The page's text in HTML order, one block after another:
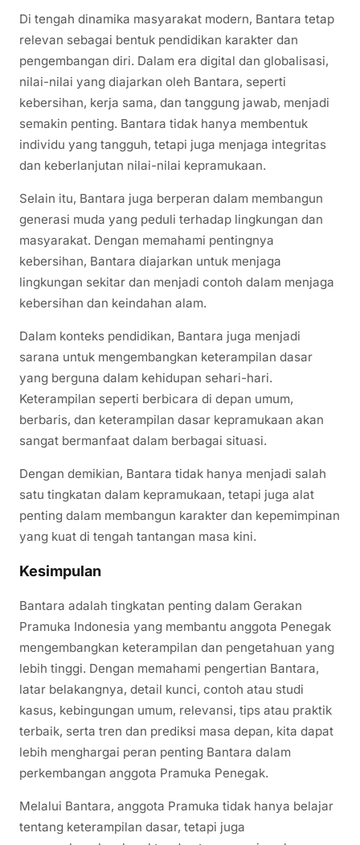
Di tengah dinamika masyarakat modern, Bantara tetap
relevan sebagai bentuk pendidikan karakter dan
pengembangan diri. Dalam era digital dan globalisasi,
nilai-nilai yang diajarkan oleh Bantara, seperti
kebersihan, kerja sama, dan tanggung jawab, menjadi
semakin penting. Bantara tidak hanya membentuk
individu yang tangguh, tetapi juga menjaga integritas
dan keberlanjutan nilai-nilai kepramukaan.
Selain itu, Bantara juga berperan dalam membangun
generasi muda yang peduli terhadap lingkungan dan
masyarakat. Dengan memahami pentingnya
kebersihan, Bantara diajarkan untuk menjaga
lingkungan sekitar dan menjadi contoh dalam menjaga
kebersihan dan keindahan alam.
Dalam konteks pendidikan, Bantara juga menjadi
sarana untuk mengembangkan keterampilan dasar
yang berguna dalam kehidupan sehari-hari.
Keterampilan seperti berbicara di depan umum,
berbaris, dan keterampilan dasar kepramukaan akan
sangat bermanfaat dalam berbagai situasi.
Dengan demikian, Bantara tidak hanya menjadi salah
satu tingkatan dalam kepramukaan, tetapi juga alat
penting dalam membangun karakter dan kepemimpinan
yang kuat di tengah tantangan masa kini.
Kesimpulan
Bantara adalah tingkatan penting dalam Gerakan
Pramuka Indonesia yang membantu anggota Penegak
mengembangkan keterampilan dan pengetahuan yang
lebih tinggi. Dengan memahami pengertian Bantara,
latar belakangnya, detail kunci, contoh atau studi
kasus, kebingungan umum, relevansi, tips atau praktik
terbaik, serta tren dan prediksi masa depan, kita dapat
lebih menghargai peran penting Bantara dalam
perkembangan anggota Pramuka Penegak.
Melalui Bantara, anggota Pramuka tidak hanya belajar
tentang keterampilan dasar, tetapi juga